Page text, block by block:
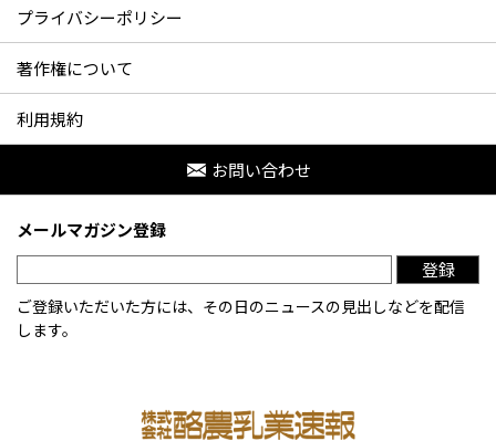
プライバシーポリシー
著作権について
利用規約
お問い合わせ
メールマガジン登録
登録
ご登録いただいた方には、その日のニュースの見出しなどを配信
します。